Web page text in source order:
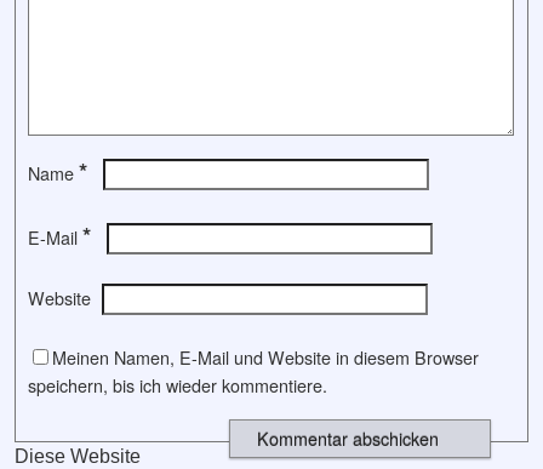
Name *
E-Mail *
Website
Meinen Namen, E-Mail und Website in diesem Browser
speichern, bis ich wieder kommentiere.
Diese Website